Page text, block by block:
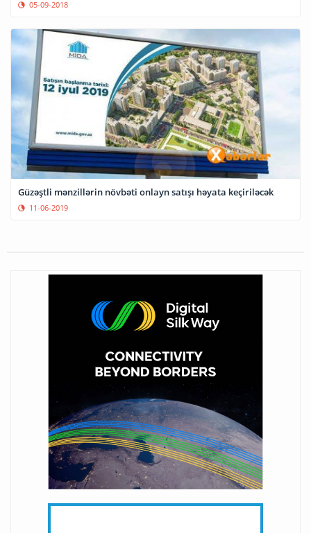
05-09-2018
Güzəştli mənzillərin növbəti onlayn satışı həyata keçiriləcək
11-06-2019